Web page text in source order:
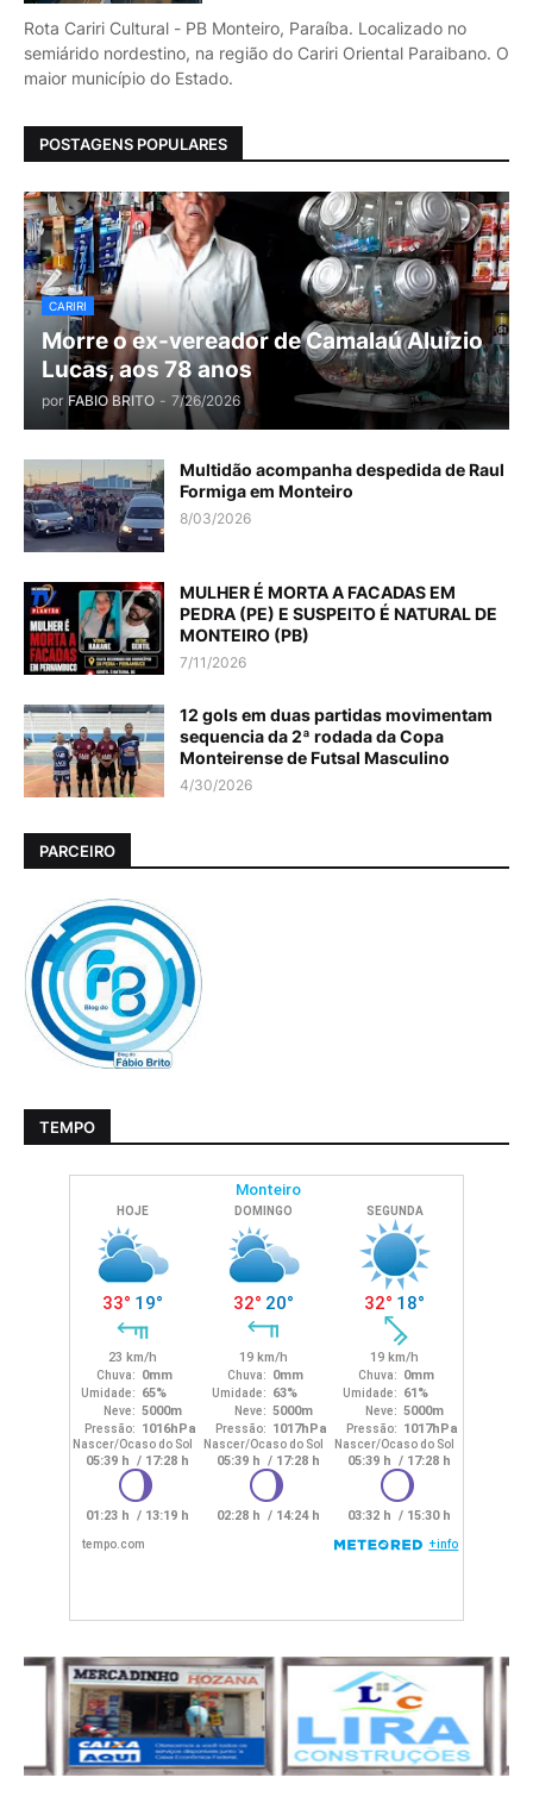
Rota Cariri Cultural - PB Monteiro, Paraíba. Localizado no
semiárido nordestino, na região do Cariri Oriental Paraibano. O
maior município do Estado.
POSTAGENS POPULARES
CARIRI
Morre o ex-vereador de Camalaú Aluízio
Lucas, aos 78 anos
por FABIO BRITO - 7/26/2026
Multidão acompanha despedida de Raul
Formiga em Monteiro
8/03/2026
MULHER É MORTA A FACADAS EM
PEDRA (PE) E SUSPEITO É NATURAL DE
MONTEIRO (PB)
7/11/2026
12 gols em duas partidas movimentam
sequencia da 2ª rodada da Copa
Monteirense de Futsal Masculino
4/30/2026
PARCEIRO
TEMPO